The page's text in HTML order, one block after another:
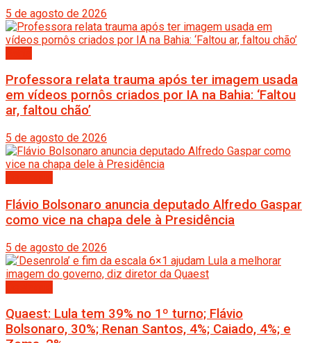
5 de agosto de 2026
Professora relata trauma após ter imagem usada
em vídeos pornôs criados por IA na Bahia: ‘Faltou
ar, faltou chão’
5 de agosto de 2026
Flávio Bolsonaro anuncia deputado Alfredo Gaspar
como vice na chapa dele à Presidência
5 de agosto de 2026
Quaest: Lula tem 39% no 1º turno; Flávio
Bolsonaro, 30%; Renan Santos, 4%; Caiado, 4%; e